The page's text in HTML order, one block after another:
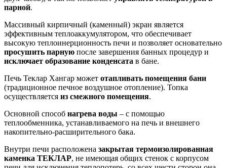
парной.
Массивный кирпичный (каменный) экран является
эффективным теплоаккумулятором, что обеспечивает
высокую теплоинерционность печи и позволяет основательно
просушить парную после завершения банных процедур и
исключает образование конденсата в бане.
Печь Теклар Хангар может отапливать помещения бани
(традиционное печное воздушное отопление). Топка
осуществляется из смежного помещения.
Основной способ нагрева воды – с помощью
теплообменника, устанавливаемого на печь и внешнего
накопительно-расширительного бака.
Внутри печи расположена закрытая термоизолированная
каменка ТЕКЛАР, не имеющая общих стенок с корпусом